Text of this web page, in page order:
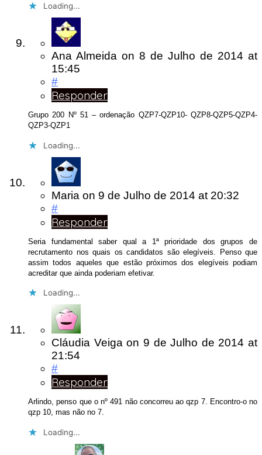
Loading...
Ana Almeida on 8 de Julho de 2014 at
15:45
#
Responder
Grupo 200 Nº 51 – ordenação QZP7-QZP10- QZP8-QZP5-QZP4-
QZP3-QZP1
Loading...
Maria on 9 de Julho de 2014 at 20:32
#
Responder
Seria fundamental saber qual a 1ª prioridade dos grupos de
recrutamento nos quais os candidatos são elegíveis. Penso que
assim todos aqueles que estão próximos dos elegíveis podiam
acreditar que ainda poderiam efetivar.
Loading...
Cláudia Veiga on 9 de Julho de 2014 at
21:54
#
Responder
Arlindo, penso que o nº 491 não concorreu ao qzp 7. Encontro-o no
qzp 10, mas não no 7.
Loading...